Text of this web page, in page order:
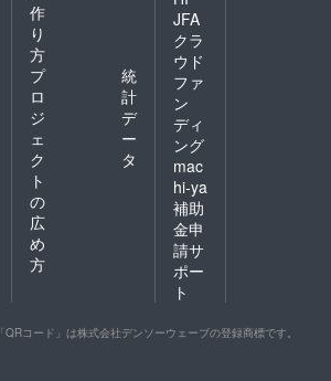
性） こ
んな方
におす
作
り
方
プ
ロ
ジ
ェ
ク
ト
の
広
め
方
統
計
デ
ー
タ
JFA
クラ
ウド
ファ
ン
ディ
ング
mac
hi-ya
補助
金申
請サ
ポー
ト
「QRコード」は株式会社デンソーウェーブの登録商標です。